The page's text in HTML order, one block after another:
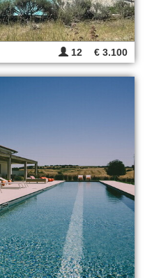
12 € 3.100